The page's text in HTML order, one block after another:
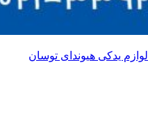
لوازم یدکی هیوندای توسان